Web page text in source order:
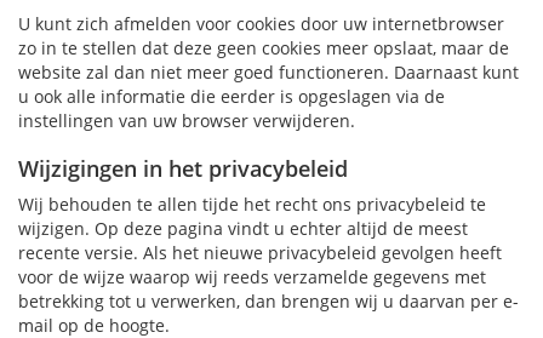
U kunt zich afmelden voor cookies door uw internetbrowser
zo in te stellen dat deze geen cookies meer opslaat, maar de
website zal dan niet meer goed functioneren. Daarnaast kunt
u ook alle informatie die eerder is opgeslagen via de
instellingen van uw browser verwijderen.
Wijzigingen in het privacybeleid
Wij behouden te allen tijde het recht ons privacybeleid te
wijzigen. Op deze pagina vindt u echter altijd de meest
recente versie. Als het nieuwe privacybeleid gevolgen heeft
voor de wijze waarop wij reeds verzamelde gegevens met
betrekking tot u verwerken, dan brengen wij u daarvan per e-
mail op de hoogte.